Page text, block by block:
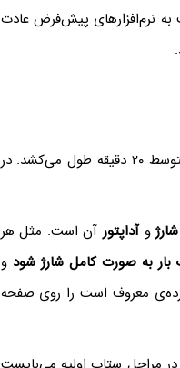
نرم‌افزارهای پیش‌فرض عادت
Mac بسته به سخت‌افزار و تنظیماتی که کاربر لازم دارد، به طور متوسط ۲۰ دقیقه طول می‌کشد. در
وآداپتورآن است. مثل هر
بار به صورت کامل شارژ شود و
معروف است را روی صفحه